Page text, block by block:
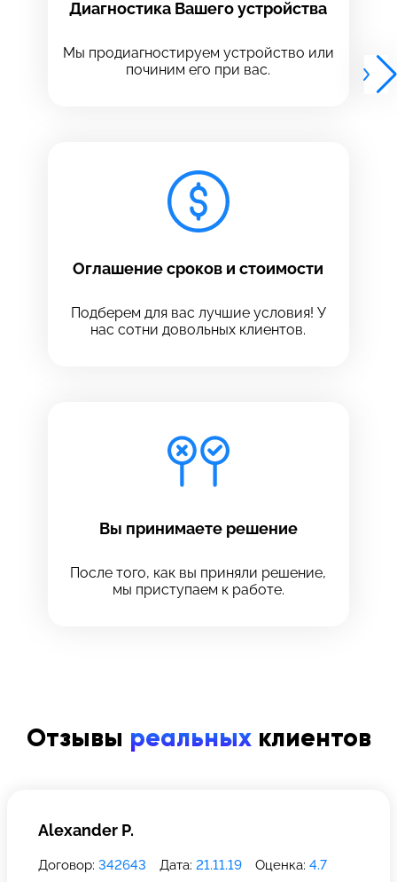
Диагностика Вашего устройства
Мы продиагностируем устройство или
починим его при вас.
Оглашение сроков и стоимости
Подберем для вас лучшие условия! У
нас сотни довольных клиентов.
Вы принимаете решение
После того, как вы приняли решение,
мы приступаем к работе.
Отзывы реальныхклиентов
Alexander P.
Договор: 342643 Дата: 21.11.19 Оценка: 4.7
Выберите адрес сервиса, в который хотите
Выберите адрес сервиса, в который хотите